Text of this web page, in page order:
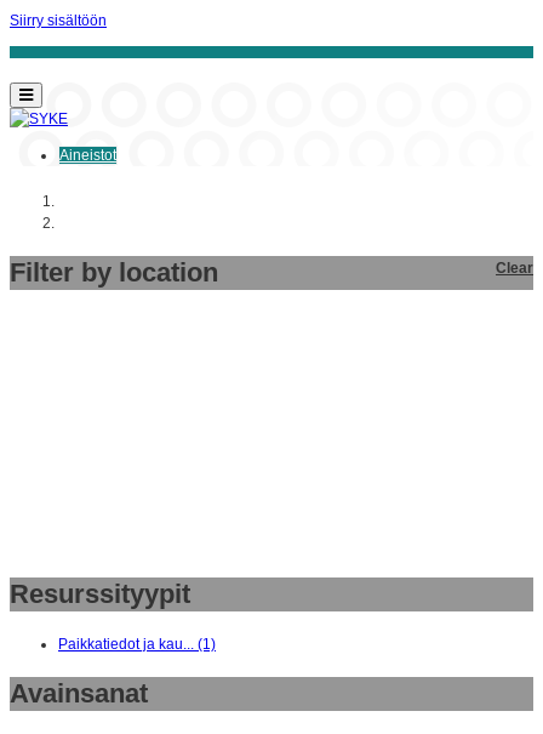
Siirry sisältöön
Aineistot
Filter by location Clear
Resurssityypit
Paikkatiedot ja kau... (1)
Avainsanat